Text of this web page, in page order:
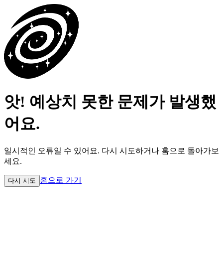
앗! 예상치 못한 문제가 발생했
어요.
일시적인 오류일 수 있어요. 다시 시도하거나 홈으로 돌아가보
세요.
다시 시도 홈으로 가기